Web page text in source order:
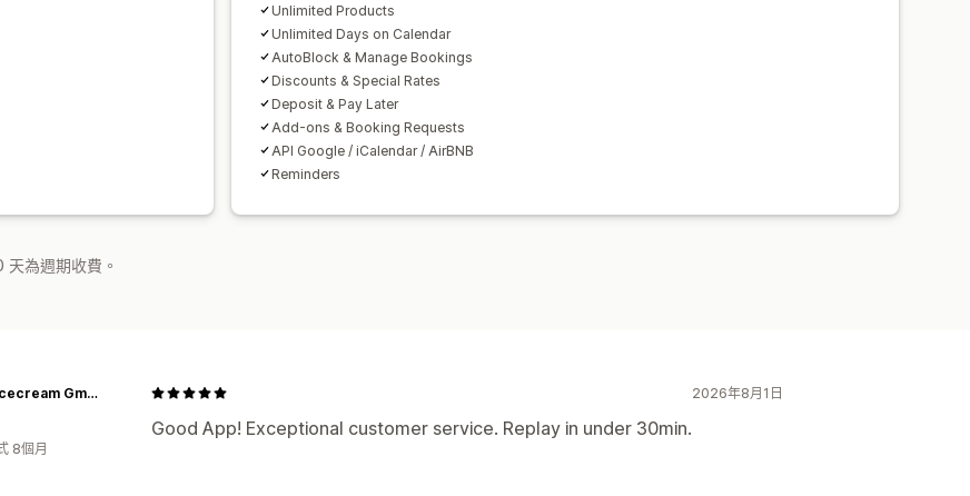
Unlimited Products
Unlimited Days on Calendar
AutoBlock & Manage Bookings
Discounts & Special Rates
Deposit & Pay Later
Add-ons & Booking Requests
API Google / iCalendar / AirBNB
Reminders
為週期收費。
2026年8月1日
Good App! Exceptional customer service. Replay in under 30min.
Ballabeni Icecream GmbH
8個月